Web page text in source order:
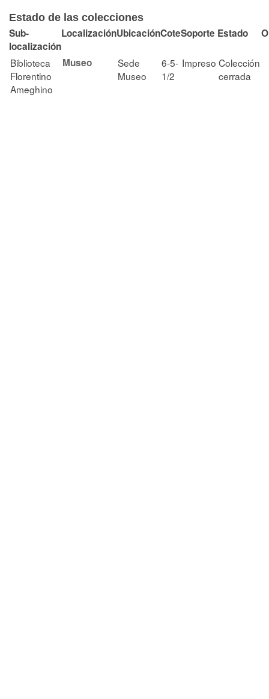
Estado de las colecciones
Sub-
localización
LocalizaciónUbicaciónCoteSoporte Estado
Biblioteca
Florentino
Ameghino
Museo
Sede
Museo
6-5-
1/2
Impreso Colección
cerrada